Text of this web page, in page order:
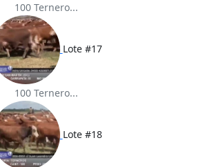
100 Ternero...
Lote #17
100 Ternero...
Lote #18